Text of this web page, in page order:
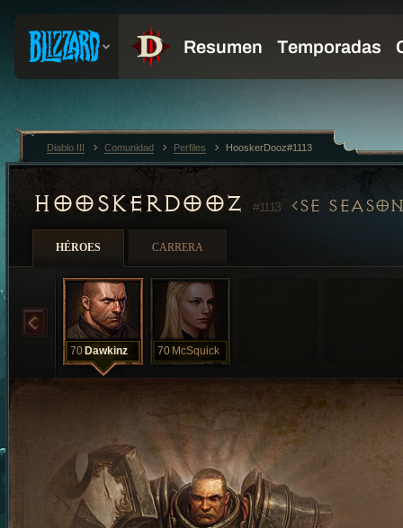
HOOSKERDOOZ #1113 SE
HÉROES CARRERA
70 Dawkinz 70 McSquick
Diablo III Comunidad Perfiles HooskerDooz#1113